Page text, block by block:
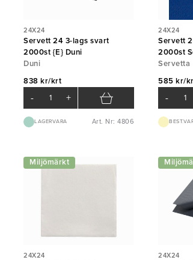
24X24
Servett 24 3-lags svart
2000st {E} Duni
Duni
838 kr/krt
- +
LAGERVARA Art. Nr: 4806
24X24
Servett
2000st
Servetta
585 kr/
-
Miljömärkt
24X24 24X24